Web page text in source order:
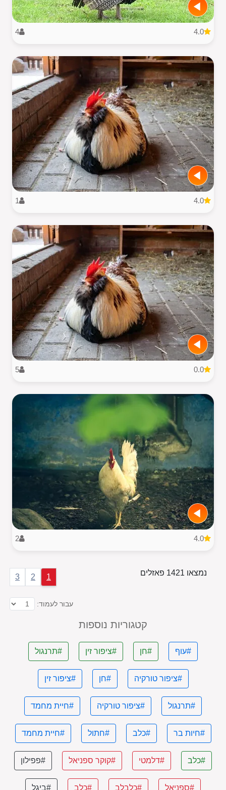
4.0
4
4.0
1
0.0
5
4.0
2
נמצאו 1421 פאזלים 1
2
3
עבור לעמוד:
קטגוריות נוספות
#עוף #חן #ציפור זין #תרנגול
#ציפור טורקיה #חן #ציפור זין
#תרנגול #ציפור טורקיה #חיית מחמד
#חיות בר #כלב #חתול #חיית מחמד
#כלב #דלמטי #קוקר ספניאל #פפילון
#ספניאל #כלבלב #כלב #ביגל